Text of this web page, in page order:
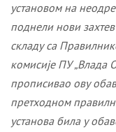
установом на
поднели нови
складу са
комисије ПУ „Влада
прописивао ову
претходном
установа била у